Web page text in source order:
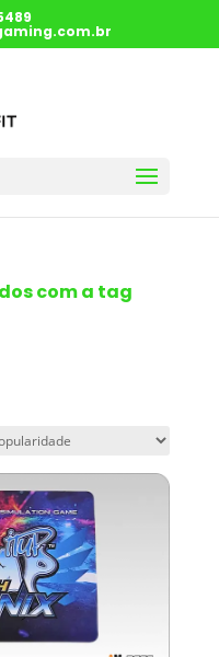
com a tag